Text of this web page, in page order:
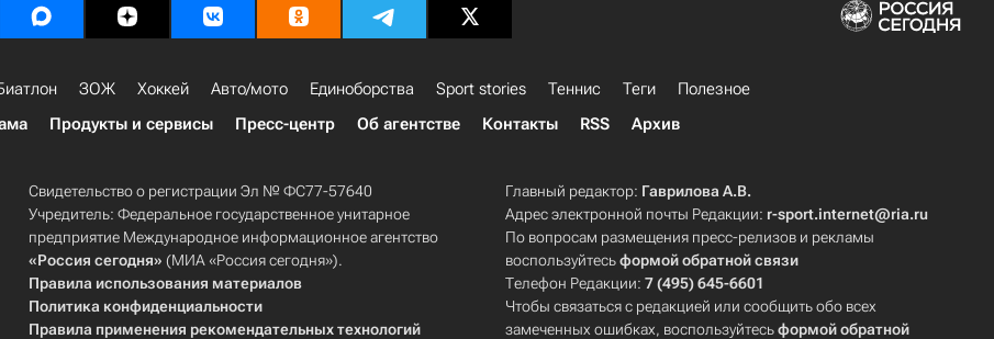
ЗОЖ Хоккей Авто/мото Единоборства Sport stories Теннис Теги
Полезное
Продукты и сервисы Пресс-центр Об агентстве Контакты RSS Архив
Свидетельство о регистрации Эл № ФС77-57640
Учредитель: Федеральное государственное унитарное
предприятие Международное информационное агентство
«Россия сегодня» (МИА «Россия сегодня»).
Правила использования материалов
Политика конфиденциальности
Правила применения рекомендательных технологий
Главный редактор: Гаврилова А.В.
Адрес электронной почты Редакции: r-sport.internet@ria.ru
По вопросам размещения пресс-релизов и рекламы
воспользуйтесьформой обратной связи
Телефон Редакции:7 (495) 645-6601
Чтобы связаться с редакцией или сообщить обо всех
замеченных ошибках, воспользуйтесьформой обратной